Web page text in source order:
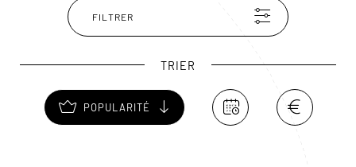
plages isolées de l'île, vous n'aurez pas à faire beaucoup
d'efforts pour jouer à Robinson Crusoé.
FILTRER
TRIER
POPULARITÉ